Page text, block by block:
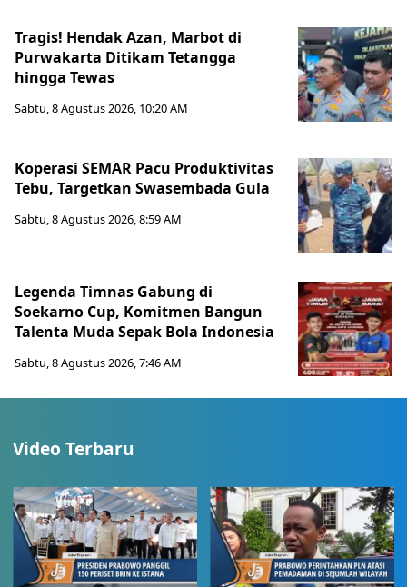
Tragis! Hendak Azan, Marbot di
Purwakarta Ditikam Tetangga
hingga Tewas
Sabtu, 8 Agustus 2026, 10:20 AM
Koperasi SEMAR Pacu Produktivitas
Tebu, Targetkan Swasembada Gula
Sabtu, 8 Agustus 2026, 8:59 AM
Legenda Timnas Gabung di
Soekarno Cup, Komitmen Bangun
Talenta Muda Sepak Bola Indonesia
Sabtu, 8 Agustus 2026, 7:46 AM
Video Terbaru